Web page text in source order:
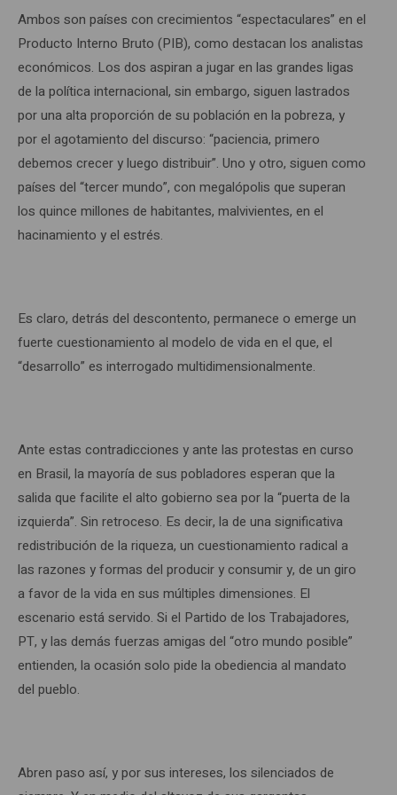
Ambos son países con crecimientos “espectaculares” en el
Producto Interno Bruto (PIB), como destacan los analistas
económicos. Los dos aspiran a jugar en las grandes ligas
de la política internacional, sin embargo, siguen lastrados
por una alta proporción de su población en la pobreza, y
por el agotamiento del discurso: “paciencia, primero
debemos crecer y luego distribuir”. Uno y otro, siguen como
países del “tercer mundo”, con megalópolis que superan
los quince millones de habitantes, malvivientes, en el
hacinamiento y el estrés.
Es claro, detrás del descontento, permanece o emerge un
fuerte cuestionamiento al modelo de vida en el que, el
“desarrollo” es interrogado multidimensionalmente.
Ante estas contradicciones y ante las protestas en curso
en Brasil, la mayoría de sus pobladores esperan que la
salida que facilite el alto gobierno sea por la “puerta de la
izquierda”. Sin retroceso. Es decir, la de una significativa
redistribución de la riqueza, un cuestionamiento radical a
las razones y formas del producir y consumir y, de un giro
a favor de la vida en sus múltiples dimensiones. El
escenario está servido. Si el Partido de los Trabajadores,
PT, y las demás fuerzas amigas del “otro mundo posible”
entienden, la ocasión solo pide la obediencia al mandato
del pueblo.
Abren paso así, y por sus intereses, los silenciados de